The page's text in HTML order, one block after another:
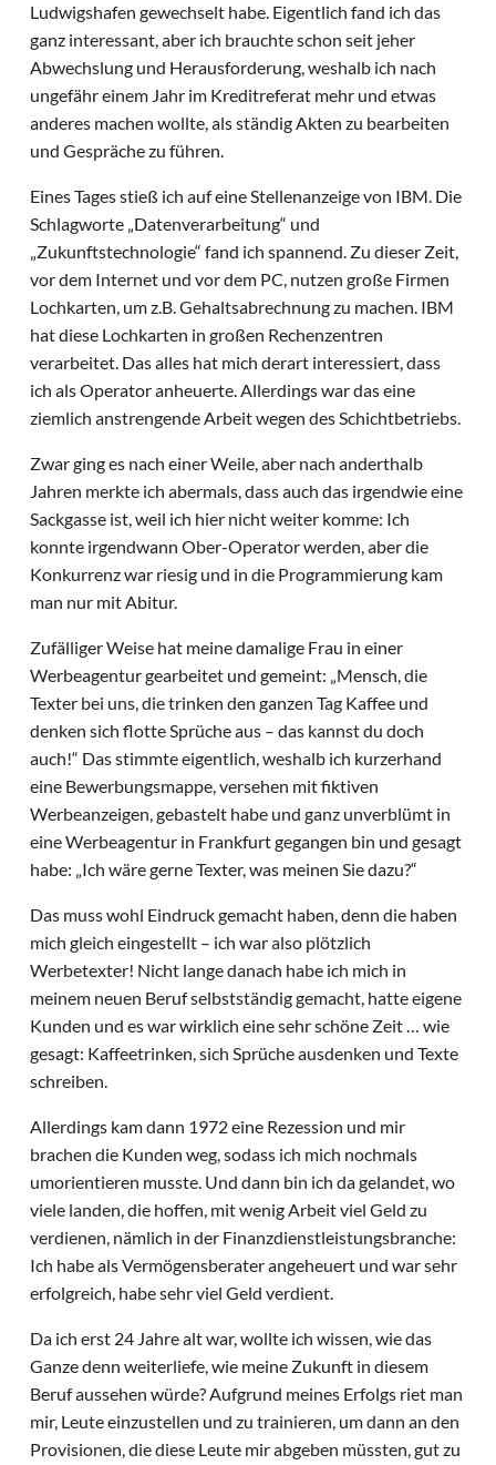
Ludwigshafen gewechselt habe. Eigentlich fand ich das
ganz interessant, aber ich brauchte schon seit jeher
Abwechslung und Herausforderung, weshalb ich nach
ungefähr einem Jahr im Kreditreferat mehr und etwas
anderes machen wollte, als ständig Akten zu bearbeiten
und Gespräche zu führen.
Eines Tages stieß ich auf eine Stellenanzeige von IBM. Die
Schlagworte „Datenverarbeitung“ und
„Zukunftstechnologie“ fand ich spannend. Zu dieser Zeit,
vor dem Internet und vor dem PC, nutzen große Firmen
Lochkarten, um z.B. Gehaltsabrechnung zu machen. IBM
hat diese Lochkarten in großen Rechenzentren
verarbeitet. Das alles hat mich derart interessiert, dass
ich als Operator anheuerte. Allerdings war das eine
ziemlich anstrengende Arbeit wegen des Schichtbetriebs.
Zwar ging es nach einer Weile, aber nach anderthalb
Jahren merkte ich abermals, dass auch das irgendwie eine
Sackgasse ist, weil ich hier nicht weiter komme: Ich
konnte irgendwann Ober-Operator werden, aber die
Konkurrenz war riesig und in die Programmierung kam
man nur mit Abitur.
Zufälliger Weise hat meine damalige Frau in einer
Werbeagentur gearbeitet und gemeint: „Mensch, die
Texter bei uns, die trinken den ganzen Tag Kaffee und
denken sich flotte Sprüche aus – das kannst du doch
auch!“ Das stimmte eigentlich, weshalb ich kurzerhand
eine Bewerbungsmappe, versehen mit fiktiven
Werbeanzeigen, gebastelt habe und ganz unverblümt in
eine Werbeagentur in Frankfurt gegangen bin und gesagt
habe: „Ich wäre gerne Texter, was meinen Sie dazu?“
Das muss wohl Eindruck gemacht haben, denn die haben
mich gleich eingestellt – ich war also plötzlich
Werbetexter! Nicht lange danach habe ich mich in
meinem neuen Beruf selbstständig gemacht, hatte eigene
Kunden und es war wirklich eine sehr schöne Zeit … wie
gesagt: Kaffeetrinken, sich Sprüche ausdenken und Texte
schreiben.
Allerdings kam dann 1972 eine Rezession und mir
brachen die Kunden weg, sodass ich mich nochmals
umorientieren musste. Und dann bin ich da gelandet, wo
viele landen, die hoffen, mit wenig Arbeit viel Geld zu
verdienen, nämlich in der Finanzdienstleistungsbranche:
Ich habe als Vermögensberater angeheuert und war sehr
erfolgreich, habe sehr viel Geld verdient.
Da ich erst 24 Jahre alt war, wollte ich wissen, wie das
Ganze denn weiterliefe, wie meine Zukunft in diesem
Beruf aussehen würde? Aufgrund meines Erfolgs riet man
mir, Leute einzustellen und zu trainieren, um dann an den
Provisionen, die diese Leute mir abgeben müssten, gut zu